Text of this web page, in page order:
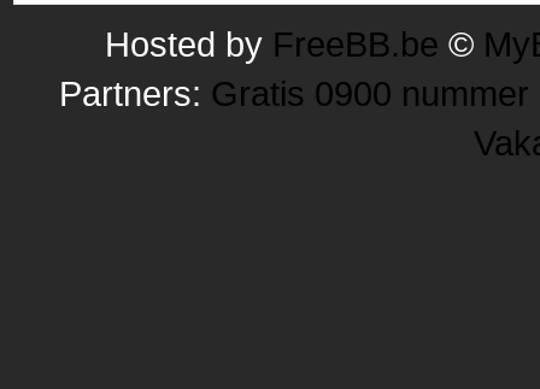
Hosted by FreeBB.be ©
Partners: Gratis 0900 nummer